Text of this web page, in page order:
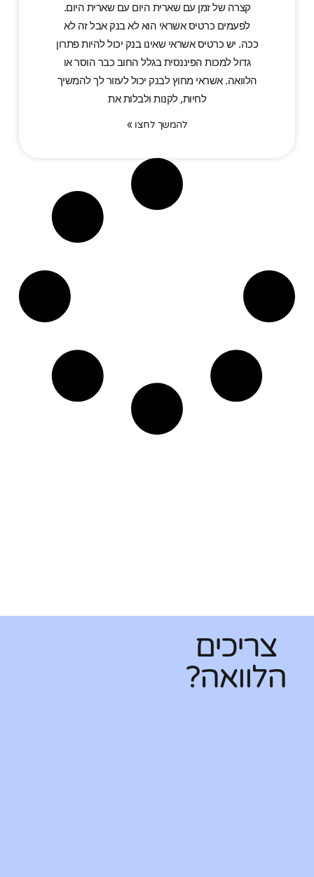
קצרה של זמן עם שארית היום עם שארית היום.
לפעמים כרטיס אשראי הוא לא בנק אבל זה לא
ככה. יש כרטיס אשראי שאינו בנק יכול להיות פתרון
גדול למכות הפיננסית בגלל החוב כבר הוסר או
הלוואה. אשראי מחוץ לבנק יכול לעזור לך להמשיך
לחיות, לקנות ולבלות את
להמשך לחצו »
צריכים
הלוואה?